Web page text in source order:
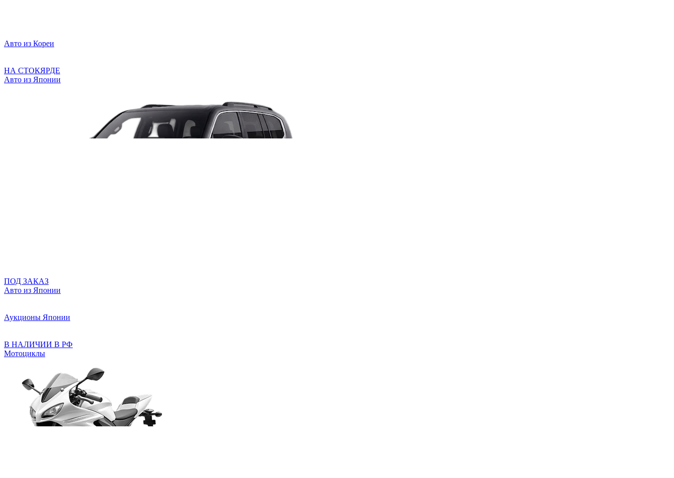
Авто из Кореи
НА СТОКЯРДЕ
Авто из Японии
ПОД ЗАКАЗ
Авто из Японии
Аукционы Японии
В НАЛИЧИИ В РФ
Мотоциклы